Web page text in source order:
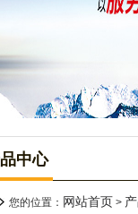
中心
您的位置： 网站首页 >